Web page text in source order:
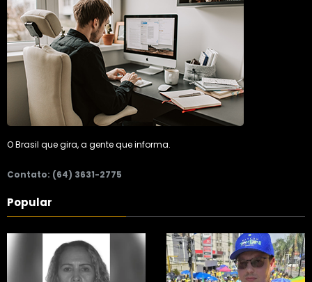
O Brasil que gira, a gente que informa.
Contato: (64) 3631-2775
Popular